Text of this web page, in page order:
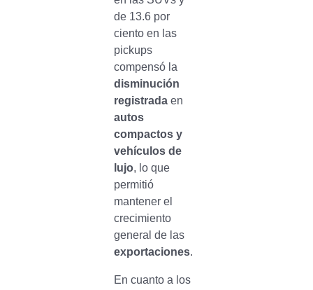
de 13.6 por
ciento en las
pickups
compensó la
disminución
registradaen
autos
compactos y
vehículos de
lujo, lo que
permitió
mantener el
crecimiento
general de las
exportaciones.
En cuanto a los